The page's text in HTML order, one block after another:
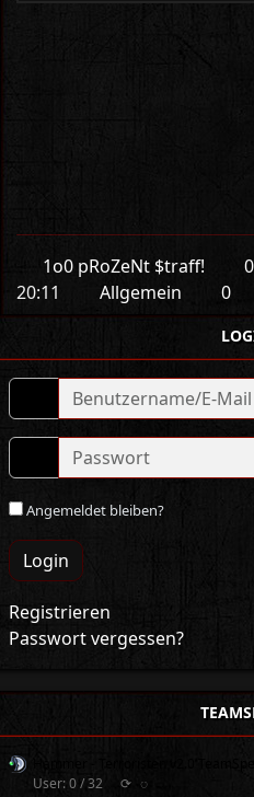
1o0 pRoZeNt $traff!
20:11
Allgemein 0
Angemeldet bleiben?
Login
Registrieren
Passwort vergessen?
User: 0 / 32
⟳ ◌